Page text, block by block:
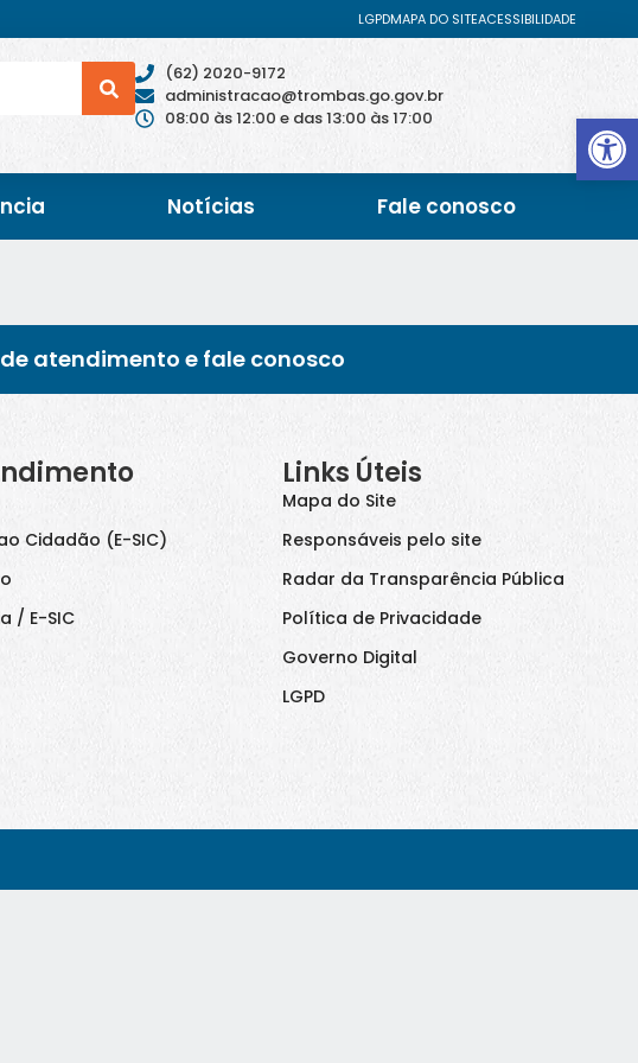
LGPDMAPA DO SITEACESSIBILIDADE
(62) 2020-9172
administracao@trombas.go.gov.br
08:00 às 12:00 e das 13:00 às 17:00
Notícias Fale conosco
atendimento e fale conosco
Cidadão (E-SIC)
/ E-SIC
Links Úteis
Mapa do Site
Responsáveis pelo site
Radar da Transparência Pública
Política de Privacidade
Governo Digital
LGPD
Abrir